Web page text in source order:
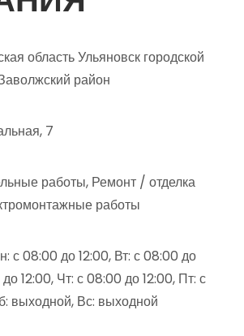
область Ульяновск городской
район
7
работы, Ремонт / отделка
работы
с 08:00 до 12:00, Вт: с 08:00 до
12:00, Чт: с 08:00 до 12:00, Пт: с
выходной, Вс: выходной